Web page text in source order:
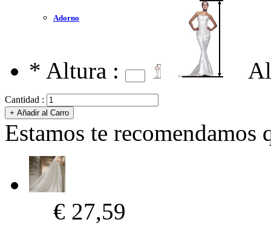
Adorno
* Altura :
Cantidad :
Estamos te recomendamos
€ 27,59